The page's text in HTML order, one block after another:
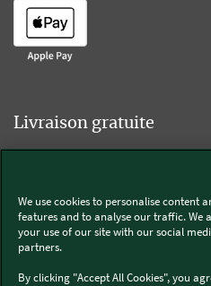
Livraison gratuite
Livraison offerte sur l'e-shop
We use cookies to personalise content
features and to analyse our traffic. We
your use of our site with our social
partners.
By clicking "Accept All Cookies", you